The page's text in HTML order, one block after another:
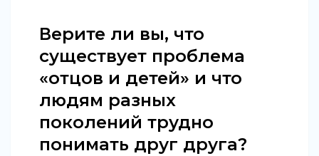
Верите ли вы, что
существует проблема
«отцов и детей» и что
людям разных
поколений трудно
понимать друг друга?